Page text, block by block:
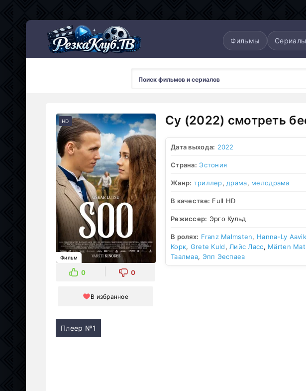
Фильмы Сериалы
HD
Фильм
0 0
В избранное
Су (2022) смотреть
Дата выхода: 2022
Страна: Эстония
Жанр: триллер, драма, мелодрама
В качестве: Full HD
Режиссер: Эрго Кульд
В ролях: Franz Malmsten, Hanna-Ly Aavik
Корк, Grete Kuld, Лийс Ласс, Märten
Таалмаа, Эпп Эеспаев
Плеер №1
Мультсериалы